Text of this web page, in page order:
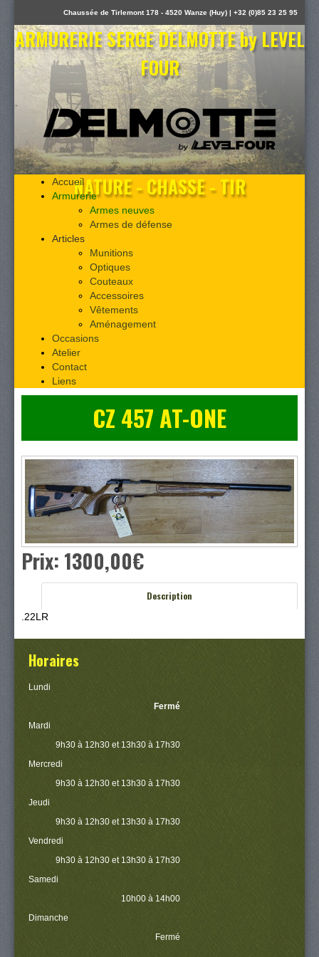
Chaussée de Tirlemont 178 - 4520 Wanze (Huy) | +32 (0)85 23 25 95
ARMURERIE SERGE DELMOTTE by LEVEL
FOUR
NATURE - CHASSE - TIR
Accueil
Armurerie
Armes neuves
Armes de défense
Articles
Munitions
Optiques
Couteaux
Accessoires
Vêtements
Aménagement
Occasions
Atelier
Contact
Liens
CZ 457 AT-ONE
Prix: 1300,00‎€
Description
.22LR
Horaires
Lundi
Fermé
Mardi
9h30 à 12h30 et 13h30 à 17h30
Mercredi
9h30 à 12h30 et 13h30 à 17h30
Jeudi
9h30 à 12h30 et 13h30 à 17h30
Vendredi
9h30 à 12h30 et 13h30 à 17h30
Samedi
10h00 à 14h00
Dimanche
Fermé